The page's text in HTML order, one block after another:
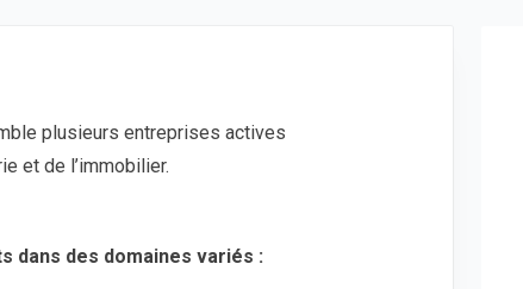
plusieurs entreprises actives
et de l’immobilier.
dans des domaines variés :